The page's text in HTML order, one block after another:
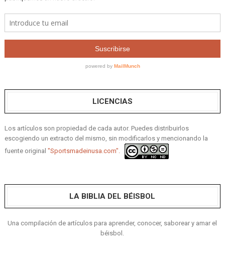
LICENCIAS
Los artículos son propiedad de cada autor. Puedes distribuirlos
escogiendo un extracto del mismo, sin modificarlos y mencionando la
fuente original "Sportsmadeinusa.com".
LA BIBLIA DEL BÉISBOL
Una compilación de artículos para aprender, conocer, saborear y amar el
béisbol.